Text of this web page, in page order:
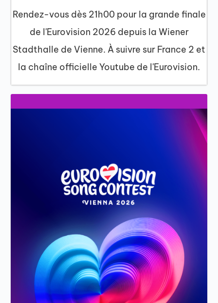
Rendez-vous dès 21h00 pour la grande finale
de l'Eurovision 2026 depuis la Wiener
Stadthalle de Vienne. À suivre sur France 2 et
la chaîne officielle Youtube de l'Eurovision.